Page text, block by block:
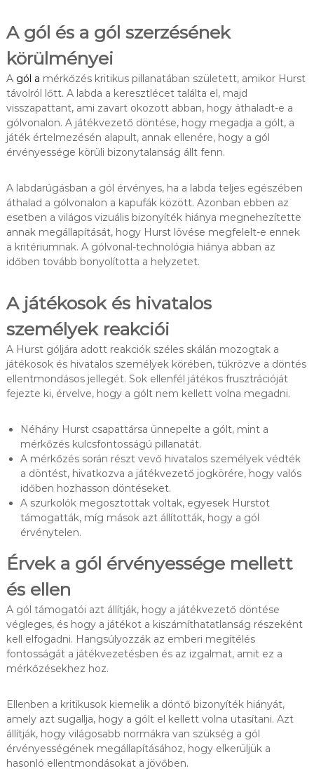
A gól és a gól szerzésének
körülményei
A gól a mérkőzés kritikus pillanatában született, amikor Hurst
távolról lőtt. A labda a keresztlécet találta el, majd
visszapattant, ami zavart okozott abban, hogy áthaladt-e a
gólvonalon. A játékvezető döntése, hogy megadja a gólt, a
játék értelmezésén alapult, annak ellenére, hogy a gól
érvényessége körüli bizonytalanság állt fenn.
A labdarúgásban a gól érvényes, ha a labda teljes egészében
áthalad a gólvonalon a kapufák között. Azonban ebben az
esetben a világos vizuális bizonyíték hiánya megnehezítette
annak megállapítását, hogy Hurst lövése megfelelt-e ennek
a kritériumnak. A gólvonal-technológia hiánya abban az
időben tovább bonyolította a helyzetet.
A játékosok és hivatalos
személyek reakciói
A Hurst góljára adott reakciók széles skálán mozogtak a
játékosok és hivatalos személyek körében, tükrözve a döntés
ellentmondásos jellegét. Sok ellenfél játékos frusztrációját
fejezte ki, érvelve, hogy a gólt nem kellett volna megadni.
Néhány Hurst csapattársa ünnepelte a gólt, mint a
mérkőzés kulcsfontosságú pillanatát.
A mérkőzés során részt vevő hivatalos személyek védték
a döntést, hivatkozva a játékvezető jogkörére, hogy valós
időben hozhasson döntéseket.
A szurkolók megosztottak voltak, egyesek Hurstot
támogatták, míg mások azt állították, hogy a gól
érvénytelen.
Érvek a gól érvényessége mellett
és ellen
A gól támogatói azt állítják, hogy a játékvezető döntése
végleges, és hogy a játékot a kiszámíthatatlanság részeként
kell elfogadni. Hangsúlyozzák az emberi megítélés
fontosságát a játékvezetésben és az izgalmat, amit ez a
mérkőzésekhez hoz.
Ellenben a kritikusok kiemelik a döntő bizonyíték hiányát,
amely azt sugallja, hogy a gólt el kellett volna utasítani. Azt
állítják, hogy világosabb normákra van szükség a gól
érvényességének megállapításához, hogy elkerüljük a
hasonló ellentmondásokat a jövőben.